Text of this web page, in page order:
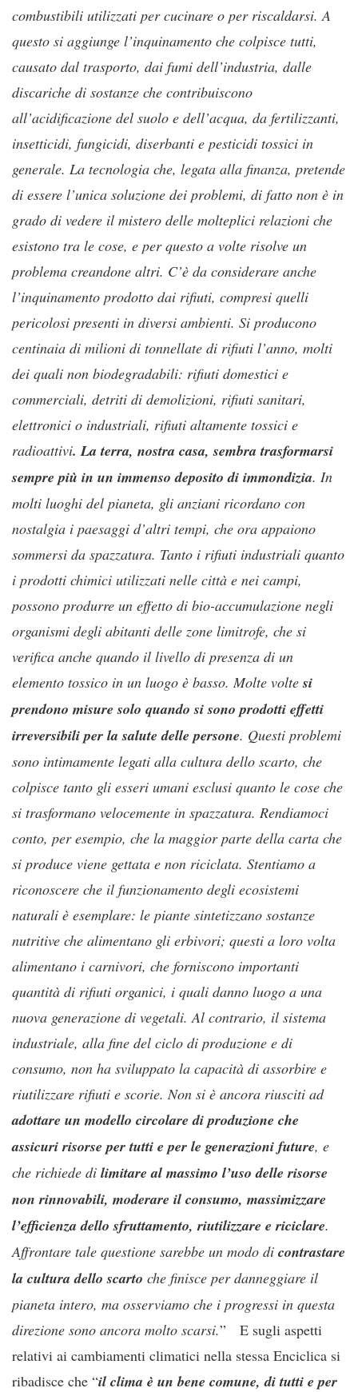
combustibili utilizzati per cucinare o per riscaldarsi. A
questo si aggiunge l’inquinamento che colpisce tutti,
causato dal trasporto, dai fumi dell’industria, dalle
discariche di sostanze che contribuiscono
all’acidificazione del suolo e dell’acqua, da fertilizzanti,
insetticidi, fungicidi, diserbanti e pesticidi tossici in
generale. La tecnologia che, legata alla finanza, pretende
di essere l’unica soluzione dei problemi, di fatto non è in
grado di vedere il mistero delle molteplici relazioni che
esistono tra le cose, e per questo a volte risolve un
problema creandone altri. C’è da considerare anche
l’inquinamento prodotto dai rifiuti, compresi quelli
pericolosi presenti in diversi ambienti. Si producono
centinaia di milioni di tonnellate di rifiuti l’anno, molti
dei quali non biodegradabili: rifiuti domestici e
commerciali, detriti di demolizioni, rifiuti sanitari,
elettronici o industriali, rifiuti altamente tossici e
radioattivi. La terra, nostra casa, sembra trasformarsi
sempre più in un immenso deposito di immondizia. In
molti luoghi del pianeta, gli anziani ricordano con
nostalgia i paesaggi d’altri tempi, che ora appaiono
sommersi da spazzatura. Tanto i rifiuti industriali quanto
i prodotti chimici utilizzati nelle città e nei campi,
possono produrre un effetto di bio-accumulazione negli
organismi degli abitanti delle zone limitrofe, che si
verifica anche quando il livello di presenza di un
elemento tossico in un luogo è basso. Molte voltesi
prendono misure solo quando si sono prodotti effetti
irreversibili per la salute delle persone. Questi problemi
sono intimamente legati alla cultura dello scarto, che
colpisce tanto gli esseri umani esclusi quanto le cose che
si trasformano velocemente in spazzatura. Rendiamoci
conto, per esempio, che la maggior parte della carta che
si produce viene gettata e non riciclata. Stentiamo a
riconoscere che il funzionamento degli ecosistemi
naturali è esemplare: le piante sintetizzano sostanze
nutritive che alimentano gli erbivori; questi a loro volta
alimentano i carnivori, che forniscono importanti
quantità di rifiuti organici, i quali danno luogo a una
nuova generazione di vegetali. Al contrario, il sistema
industriale, alla fine del ciclo di produzione e di
consumo, non ha sviluppato la capacità di assorbire e
riutilizzare rifiuti e scorie. Non si è ancora riusciti ad
adottare un modello circolare di produzione che
assicuri risorse per tutti e per le generazioni future, e
che richiede di limitare al massimo l’uso delle risorse
non rinnovabili, moderare il consumo, massimizzare
l’efficienza dello sfruttamento, riutilizzare e riciclare.
Affrontare tale questione sarebbe un modo di contrastare
la cultura dello scarto che finisce per danneggiare il
pianeta intero, ma osserviamo che i progressi in questa
direzione sono ancora molto scarsi.” E sugli aspetti
relativi ai cambiamenti climatici nella stessa Enciclica si
ribadisce che “il clima è un bene comune, di tutti e per